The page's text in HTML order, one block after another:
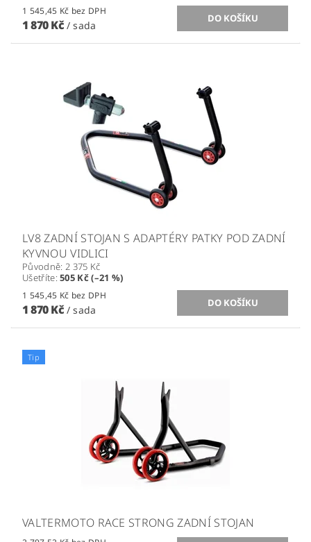
1 545,45 Kč bez DPH
1 870 Kč / sada
LV8 ZADNÍ STOJAN S ADAPTÉRY PATKY POD ZADNÍ
KYVNOU VIDLICI
Původně: 2 375 Kč
Ušetříte:505 Kč (–21 %)
1 545,45 Kč bez DPH
1 870 Kč / sada
Tip
VALTERMOTO RACE STRONG ZADNÍ STOJAN